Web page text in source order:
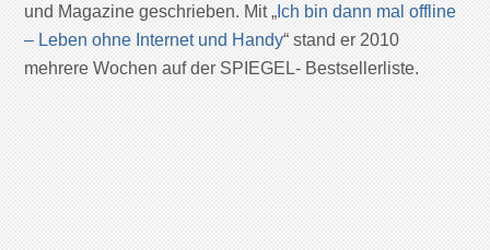
und Magazine geschrieben. Mit „ Ich bin dann mal offline
– Leben ohne Internet und Handy“ stand er 2010
mehrere Wochen auf der SPIEGEL- Bestsellerliste.